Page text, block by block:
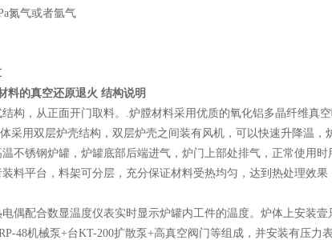
氮气或者氩气
料的真空还原退火 结构说明
构，从正面开门取料。.炉膛材料采用优质的氧化铝多晶纤维真
采用双层炉壳结构，双层炉壳之间装有风机，可以快速升降温，
不锈钢炉罐，炉罐底部后端进气，炉门上部处排气，正常使用时
料平台，料架可分层，充分保证材料受热均匀，达到热处理效
偶配合数显温度仪表实时显示炉罐内工件的温度。炉体上安装壹
48机械泵+台KT-200扩散泵+高真空阀门等组成，并安装有压